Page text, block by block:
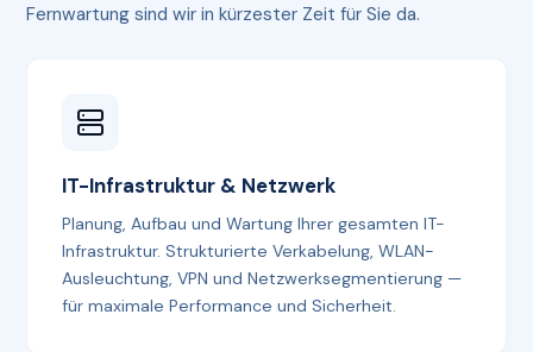
Fernwartung sind wir in kürzester Zeit für Sie da.
IT-Infrastruktur & Netzwerk
Planung, Aufbau und Wartung Ihrer gesamten IT-
Infrastruktur. Strukturierte Verkabelung, WLAN-
Ausleuchtung, VPN und Netzwerksegmentierung —
für maximale Performance und Sicherheit.